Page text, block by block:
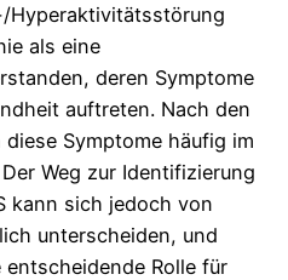
Hyperaktivitätsstörung
als eine
deren Symptome
auftreten. Nach den
Symptome häufig im
Weg zur Identifizierung
kann sich jedoch von
unterscheiden, und
Rolle für